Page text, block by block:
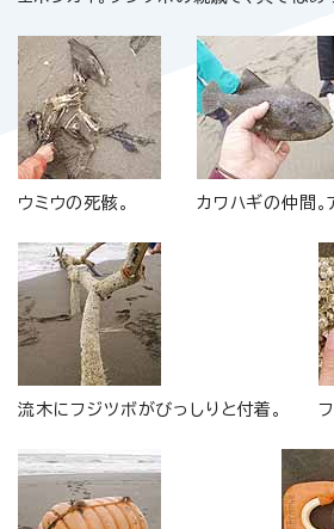
ウミウの死骸。 カワハギの仲間。
流木にフジツボがびっしりと付着。